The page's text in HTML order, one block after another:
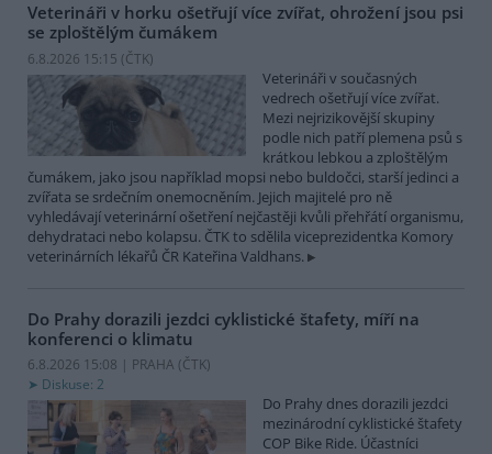
Veterináři v horku ošetřují více zvířat, ohrožení jsou psi
se zploštělým čumákem
6.8.2026 15:15 (ČTK)
Veterináři v současných
vedrech ošetřují více zvířat.
Mezi nejrizikovější skupiny
podle nich patří plemena psů s
krátkou lebkou a zploštělým
čumákem, jako jsou například mopsi nebo buldočci, starší jedinci a
zvířata se srdečním onemocněním. Jejich majitelé pro ně
vyhledávají veterinární ošetření nejčastěji kvůli přehřátí organismu,
dehydrataci nebo kolapsu. ČTK to sdělila viceprezidentka Komory
veterinárních lékařů ČR Kateřina Valdhans.
Do Prahy dorazili jezdci cyklistické štafety, míří na
konferenci o klimatu
6.8.2026 15:08 | PRAHA (ČTK)
Diskuse: 2
Do Prahy dnes dorazili jezdci
mezinárodní cyklistické štafety
COP Bike Ride. Účastníci